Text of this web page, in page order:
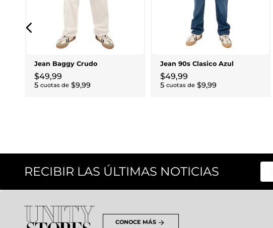
Jean Baggy Crudo
$49,99
5 cuotas de $9,99
Jean 90s Clasico Azul
$49,99
5 cuotas de $9,99
RECIBIR LAS ÚLTIMAS NOTICIAS
CONOCE MÁS